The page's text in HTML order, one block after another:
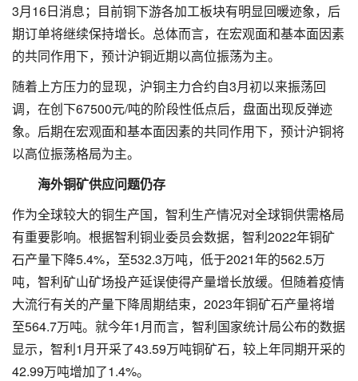
3月16日消息；目前铜下游各加工板块有明显回暖迹象，后
期订单将继续保持增长。总体而言，在宏观面和基本面因素
的共同作用下，预计沪铜近期以高位振荡为主。
随着上方压力的显现，沪铜主力合约自3月初以来振荡回
调，在创下67500元/吨的阶段性低点后，盘面出现反弹迹
象。后期在宏观面和基本面因素的共同作用下，预计沪铜将
以高位振荡格局为主。
海外铜矿供应问题仍存
作为全球较大的铜生产国，智利生产情况对全球铜供需格局
有重要影响。根据智利铜业委员会数据，智利2022年铜矿
石产量下降5.4%，至532.3万吨，低于2021年的562.5万
吨，智利矿山矿场投产延误使得产量增长放缓。但随着疫情
大流行有关的产量下降周期结束，2023年铜矿石产量将增
至564.7万吨。就今年1月而言，智利国家统计局公布的数据
显示，智利1月开采了43.59万吨铜矿石，较上年同期开采的
42.99万吨增加了1.4%。